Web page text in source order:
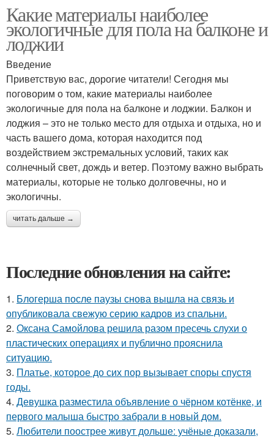
Какие материалы наиболее
экологичные для пола на балконе и
лоджии
Введение
Приветствую вас, дорогие читатели! Сегодня мы
поговорим о том, какие материалы наиболее
экологичные для пола на балконе и лоджии. Балкон и
лоджия – это не только место для отдыха и отдыха, но и
часть вашего дома, которая находится под
воздействием экстремальных условий, таких как
солнечный свет, дождь и ветер. Поэтому важно выбрать
материалы, которые не только долговечны, но и
экологичны.
читать дальше →
Последние обновления на сайте:
1. Блогерша после паузы снова вышла на связь и
опубликовала свежую серию кадров из спальни.
2. Оксана Самойлова решила разом пресечь слухи о
пластических операциях и публично прояснила
ситуацию.
3. Платье, которое до сих пор вызывает споры спустя
годы.
4. Девушка разместила объявление о чёрном котёнке, и
первого малыша быстро забрали в новый дом.
5. Любители поострее живут дольше: учёные доказали,